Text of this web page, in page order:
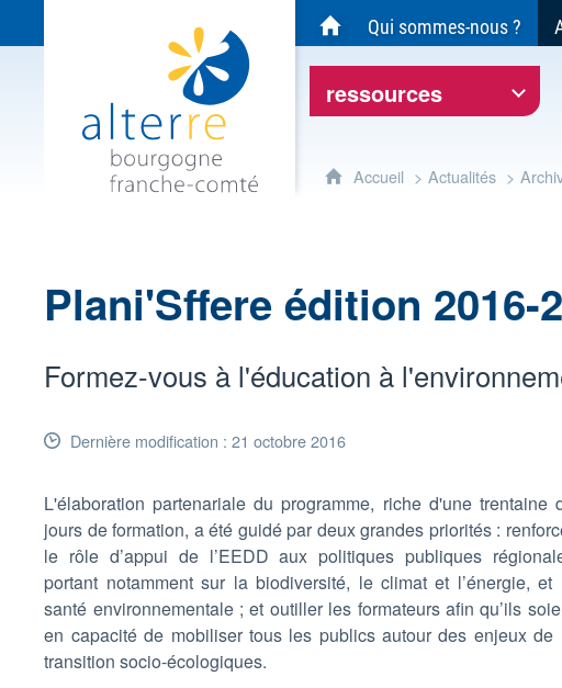
Alterre Bourgogne Franche-Comté - Agence
Accueil du site Alterre
ressources
Qui sommes-nous ?
Accueil Actualités
Plani'Sffere édition 2016-
Formez-vous à l'éducation à
Dernière modification : 21 octobre 2016
L'élaboration partenariale du programme, riche d'une trentaine
jours de formation, a été guidé par deux grandes priorités :
le rôle d’appui de l’EEDD aux politiques publiques
portant notamment sur la biodiversité, le climat et l’énergie, et
santé environnementale ; et outiller les formateurs afin qu’ils
en capacité de mobiliser tous les publics autour des enjeux de
transition socio-écologiques.